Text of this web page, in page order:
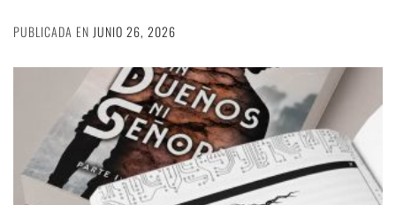
PUBLICADA EN JUNIO 26, 2026